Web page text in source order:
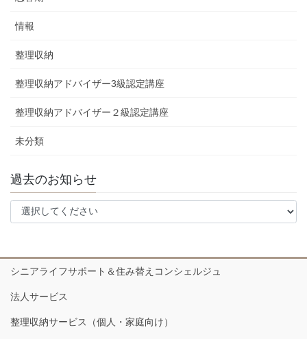
情報
整理収納
整理収納アドバイザー3級認定講座
整理収納アドバイザー２級認定講座
未分類
過去のお知らせ
シニアライフサポート＆住み替えコンシェルジュ
法人サービス
整理収納サービス（個人・家庭向け）